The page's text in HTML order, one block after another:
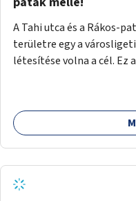
A Tahi utca és a Rákos-
területre egy a
létesítése volna a cél. Ez